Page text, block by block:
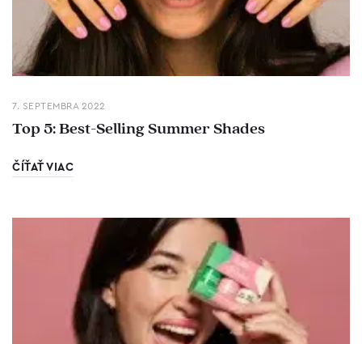
7. SEPTEMBRA 2022
Top 5: Best-Selling Summer Shades
ČÍŤAŤ VIAC